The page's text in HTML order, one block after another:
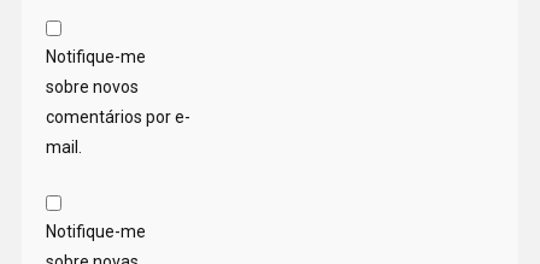
Notifique-me
sobre novos
comentários por e-
mail.
Notifique-me